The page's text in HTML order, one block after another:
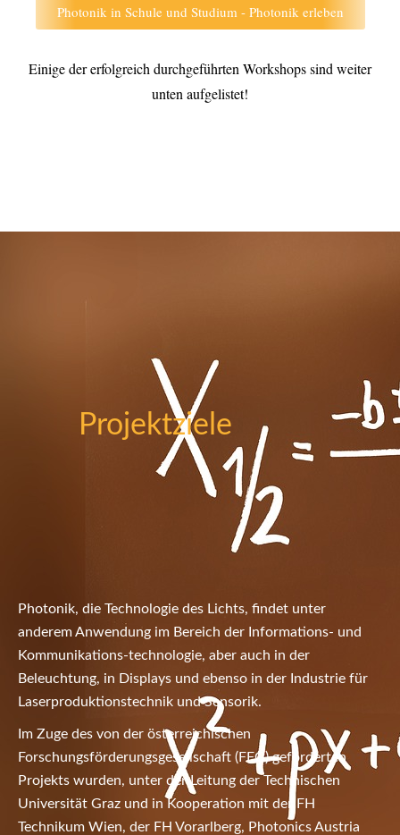
Photonik in Schule und Studium - Photonik erleben
Einige der erfolgreich durchgeführten Workshops sind weiter
unten aufgelistet!
Projektziele
Photonik, die Technologie des Lichts, findet unter
anderem Anwendung im Bereich der Informations- und
Kommunikations-technologie, aber auch in der
Beleuchtung, in Displays und ebenso in der Industrie für
Laserproduktionstechnik und Sensorik.
Im Zuge des von der österreichischen
Forschungsförderungsgesellschaft (FFG) geförderten
Projekts wurden, unter der Leitung der Technischen
Universität Graz und in Kooperation mit der FH
Technikum Wien, der FH Vorarlberg, Photonics Austria